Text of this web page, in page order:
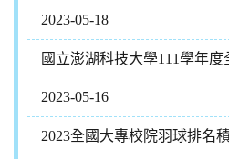
2023-05-18
國立澎湖科技大學111學年
2023-05-16
2023全國大專校院羽球排名